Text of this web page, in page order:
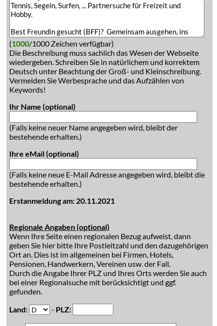
(1000/1000 Zeichen verfügbar)
Die Beschreibung muss sachlich das Wesen der Webseite
wiedergeben. Schreiben Sie in natürlichem und korrektem
Deutsch unter Beachtung der Groß- und Kleinschreibung.
Vermeiden Sie Werbesprache und das Aufzählen von
Keywords!
Ihr Name (optional)
(Falls keine neuer Name angegeben wird, bleibt der
bestehende erhalten.)
Ihre eMail (optional)
(Falls keine neue E-Mail Adresse angegeben wird, bleibt die
bestehende erhalten.)
Erstanmeldung am: 20.11.2021
Regionale Angaben (optional)
Wenn Ihre Seite einen regionalen Bezug aufweist, dann
geben Sie hier bitte Ihre Postleitzahl und den dazugehörigen
Ort an. Dies ist im allgemeinen bei Firmen, Hotels,
Pensionen, Handwerkern, Vereinen usw. der Fall.
Durch die Angabe Ihrer PLZ und Ihres Orts werden Sie auch
bei einer Regionalsuche mit berücksichtigt und ggf.
gefunden.
Land:
- PLZ: